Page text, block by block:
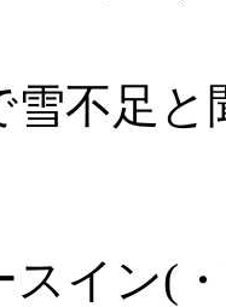
雪不足
スイン(